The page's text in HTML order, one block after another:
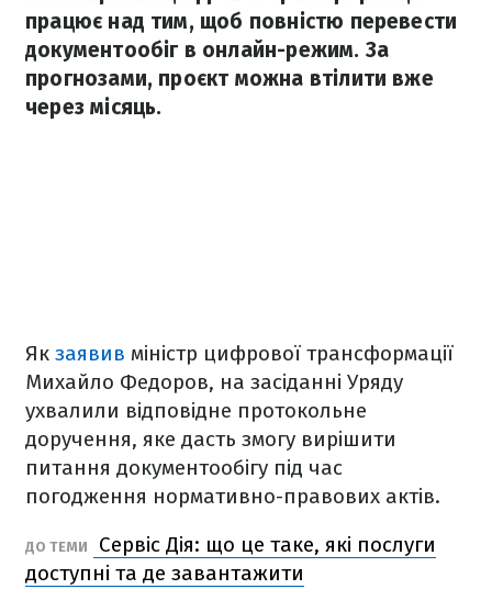
працює над тим, щоб повністю перевести
документообіг в онлайн-режим. За
прогнозами, проєкт можна втілити вже
через місяць.
Як заявив міністр цифрової трансформації
Михайло Федоров, на засіданні Уряду
ухвалили відповідне протокольне
доручення, яке дасть змогу вирішити
питання документообігу під час
погодження нормативно-правових актів.
ДО ТЕМИ
Сервіс Дія: що це таке, які послуги
доступні та де завантажити